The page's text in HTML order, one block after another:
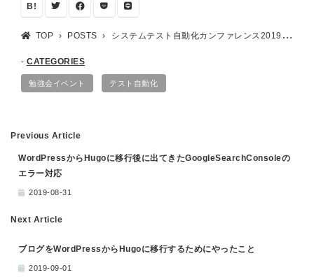
B!
TOP POSTS システムテスト自動化カンファレンス2019で発表します
CATEGORIES
勉強会イベント テスト自動化
Previous Article
WordPressからHugoに移行後に出てきたGoogleSearchConsoleの
エラー対応
2019-08-31
Next Article
ブログをWordPressからHugoに移行するためにやったこと
2019-09-01